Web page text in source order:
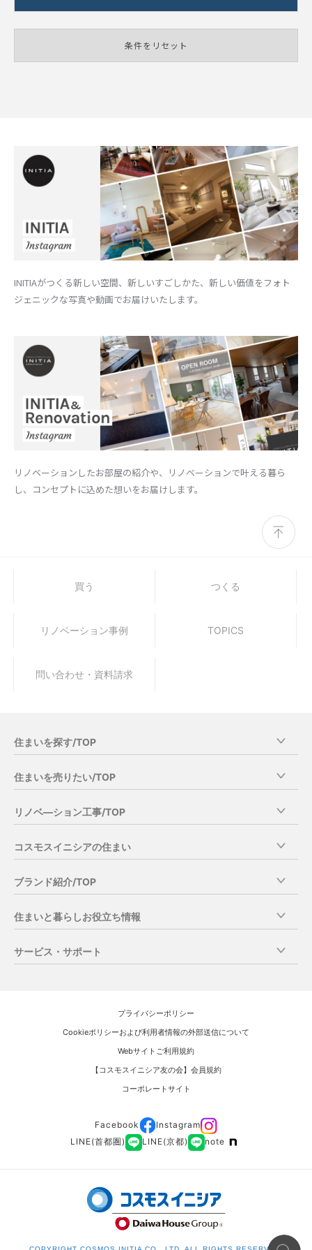
条件をリセット
INITIAがつくる新しい空間、新しいすごしかた、新しい価値をフォト
ジェニックな写真や動画でお届けいたします。
リノベーションしたお部屋の紹介や、リノベーションで叶える暮ら
し、コンセプトに込めた想いをお届けします。
買う つくる
リノベーション事例 TOPICS
問い合わせ・資料請求
住まいを探す/TOP
エリア他条件から探す
特集から探す
新築マンション・一戸建を探す/TOP
新築ー戸建
中古・リノベ―ションマンションを探す
住まいを売りたい/TOP
当社分譲物件オーナーさま売却特典
コスモスイニシアの売却の強み
マンション直接買取りサービス
住み替え売却サービス一覧
住みながら買取り（リースバック）
賃貸中マンション買取り（オーナーチェンジ）
相続時の売却サービス
売却時のサービス・サポート一覧
中古住宅の売却の流れ
営業エリアのご紹介（営業所紹介）
住みながら買取り（リ―スバック）査定依頼
売却・工事・相続、賃貸、その他ご相談
リノベ―ション工事/TOP
商品の特徴
リノベ―ション工事の流れ
お客さまの声
リノベ―ション工事の事例集
リノベ―ション工事のご相談窓口
コスモスイニシアの住まい
分譲マンション・一戸建供給実績
グッドデザイン賞受賞歴
フォトギャラリー
コスモスイニシアの取り組み
分譲物件マンションライブラリー
総合住まいギャラリー
INITIA＆Renovation_ID
INITIA＆Renovation_LINE
ブランド紹介/TOP
［新築マンション］
イニシア
［アクティブシニア新築マンション］
イニシアグラン
住まいと暮らしお役立ち情報
住まいと暮らしのコンテンツ
中古住宅の購入の流れ
暮らしにまつわる情報 ~KURASHIBA~
購入時のお役立ち記事
リノベーション工事時のお役立ち記事
サービス・サポート
当社分譲物件オーナーさま売却特典
売却時のサービス・サポート
プライバシーポリシー
Cookieポリシーおよび利用者情報の外部送信について
Webサイトご利用規約
【コスモスイニシア友の会】会員規約
コーポレートサイト
Facebook
Instagram
LINE(首都圏)
LINE(京都) note